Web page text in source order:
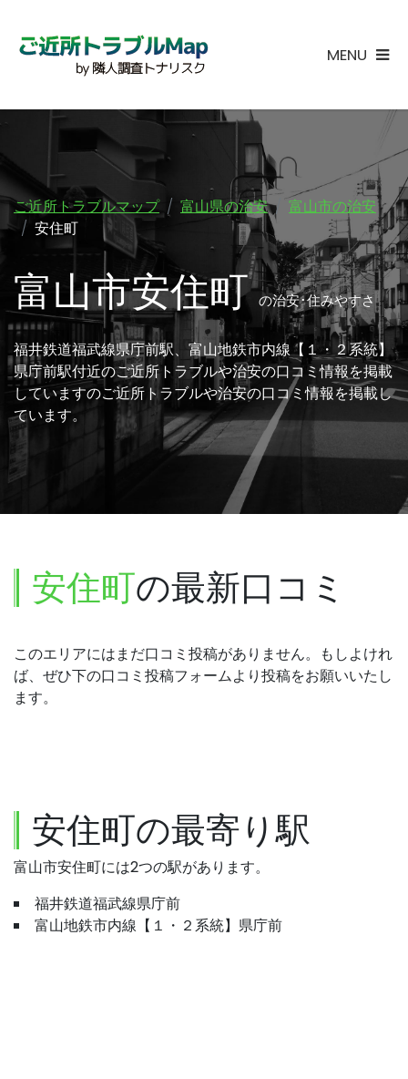
MENU
ご近所トラブルマップ 富山県の治安
富山市の治安
安住町
富山市安住町の治安･住みやすさ
福井鉄道福武線県庁前駅、富山地鉄市内線【１・２系統】
県庁前駅付近のご近所トラブルや治安の口コミ情報を掲載
していますのご近所トラブルや治安の口コミ情報を掲載し
ています。
安住町の最新口コミ
このエリアにはまだ口コミ投稿がありません。もしよけれ
ば、ぜひ下の口コミ投稿フォームより投稿をお願いいたし
ます。
安住町の最寄り駅
富山市安住町には2つの駅があります。
福井鉄道福武線県庁前
富山地鉄市内線【１・２系統】県庁前